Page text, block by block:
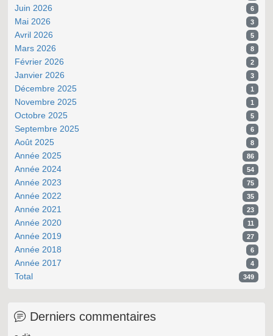
Juin 2026 6
Mai 2026 3
Avril 2026 5
Mars 2026 8
Février 2026 2
Janvier 2026 3
Décembre 2025 1
Novembre 2025 1
Octobre 2025 5
Septembre 2025 6
Août 2025 8
Année 2025 86
Année 2024 54
Année 2023 75
Année 2022 35
Année 2021 23
Année 2020 11
Année 2019 27
Année 2018 6
Année 2017 4
Total 349
Derniers commentaires